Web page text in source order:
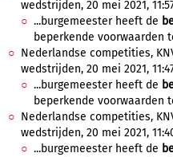
wedstrijden, 20 mei 2021,
...burgemeester heeft de
beperkende voorwaarden
Nederlandse competities,
wedstrijden, 20 mei 2021,
...burgemeester heeft de
beperkende voorwaarden
Nederlandse competities,
wedstrijden, 20 mei 2021,
...burgemeester heeft de